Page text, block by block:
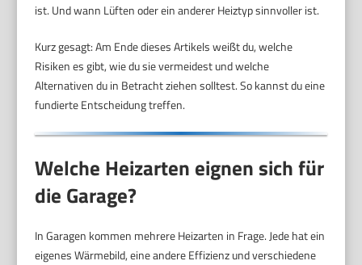
ist. Und wann Lüften oder ein anderer Heiztyp sinnvoller ist.
Kurz gesagt: Am Ende dieses Artikels weißt du, welche
Risiken es gibt, wie du sie vermeidest und welche
Alternativen du in Betracht ziehen solltest. So kannst du eine
fundierte Entscheidung treffen.
Welche Heizarten eignen sich für
die Garage?
In Garagen kommen mehrere Heizarten in Frage. Jede hat ein
eigenes Wärmebild, eine andere Effizienz und verschiedene